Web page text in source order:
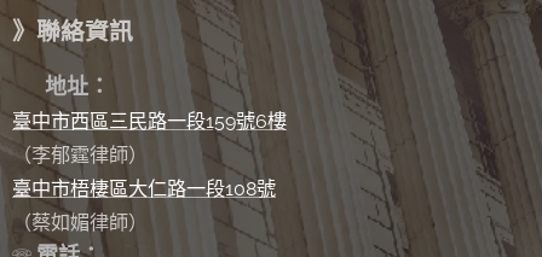
》聯絡資訊
地址：
臺中市西區三民路一段159號6樓
（李郁霆律師）
臺中市梧棲區大仁路一段108號
（蔡如媚律師）